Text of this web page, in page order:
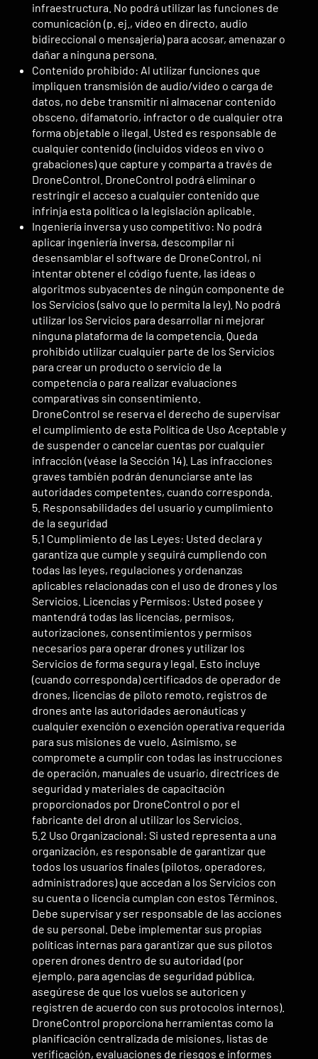
infraestructura. No podrá utilizar las funciones de
comunicación (p. ej., vídeo en directo, audio
bidireccional o mensajería) para acosar, amenazar o
dañar a ninguna persona.
Contenido prohibido: Al utilizar funciones que
impliquen transmisión de audio/video o carga de
datos, no debe transmitir ni almacenar contenido
obsceno, difamatorio, infractor o de cualquier otra
forma objetable o ilegal. Usted es responsable de
cualquier contenido (incluidos videos en vivo o
grabaciones) que capture y comparta a través de
DroneControl. DroneControl podrá eliminar o
restringir el acceso a cualquier contenido que
infrinja esta política o la legislación aplicable.
Ingeniería inversa y uso competitivo: No podrá
aplicar ingeniería inversa, descompilar ni
desensamblar el software de DroneControl, ni
intentar obtener el código fuente, las ideas o
algoritmos subyacentes de ningún componente de
los Servicios (salvo que lo permita la ley). No podrá
utilizar los Servicios para desarrollar ni mejorar
ninguna plataforma de la competencia. Queda
prohibido utilizar cualquier parte de los Servicios
para crear un producto o servicio de la
competencia o para realizar evaluaciones
comparativas sin consentimiento.
DroneControl se reserva el derecho de supervisar
el cumplimiento de esta Política de Uso Aceptable y
de suspender o cancelar cuentas por cualquier
infracción (véase la Sección 14). Las infracciones
graves también podrán denunciarse ante las
autoridades competentes, cuando corresponda.
5. Responsabilidades del usuario y cumplimiento
de la seguridad
5.1 Cumplimiento de las Leyes: Usted declara y
garantiza que cumple y seguirá cumpliendo con
todas las leyes, regulaciones y ordenanzas
aplicables relacionadas con el uso de drones y los
Servicios. Licencias y Permisos: Usted posee y
mantendrá todas las licencias, permisos,
autorizaciones, consentimientos y permisos
necesarios para operar drones y utilizar los
Servicios de forma segura y legal. Esto incluye
(cuando corresponda) certificados de operador de
drones, licencias de piloto remoto, registros de
drones ante las autoridades aeronáuticas y
cualquier exención o exención operativa requerida
para sus misiones de vuelo. Asimismo, se
compromete a cumplir con todas las instrucciones
de operación, manuales de usuario, directrices de
seguridad y materiales de capacitación
proporcionados por DroneControl o por el
fabricante del dron al utilizar los Servicios.
5.2 Uso Organizacional: Si usted representa a una
organización, es responsable de garantizar que
todos los usuarios finales (pilotos, operadores,
administradores) que accedan a los Servicios con
su cuenta o licencia cumplan con estos Términos.
Debe supervisar y ser responsable de las acciones
de su personal. Debe implementar sus propias
políticas internas para garantizar que sus pilotos
operen drones dentro de su autoridad (por
ejemplo, para agencias de seguridad pública,
asegúrese de que los vuelos se autoricen y
registren de acuerdo con sus protocolos internos).
DroneControl proporciona herramientas como la
planificación centralizada de misiones, listas de
verificación, evaluaciones de riesgos e informes